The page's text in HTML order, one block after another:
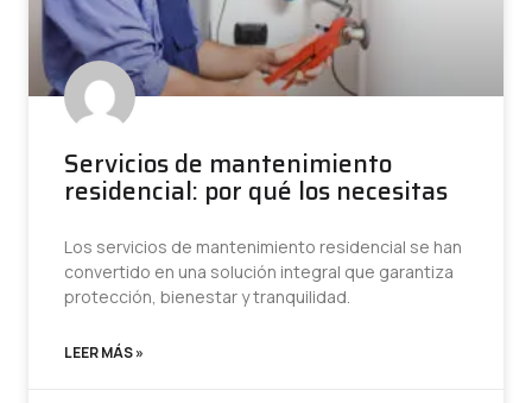
Servicios de mantenimiento
residencial: por qué los necesitas
Los servicios de mantenimiento residencial se han
convertido en una solución integral que garantiza
protección, bienestar y tranquilidad.
LEER MÁS »